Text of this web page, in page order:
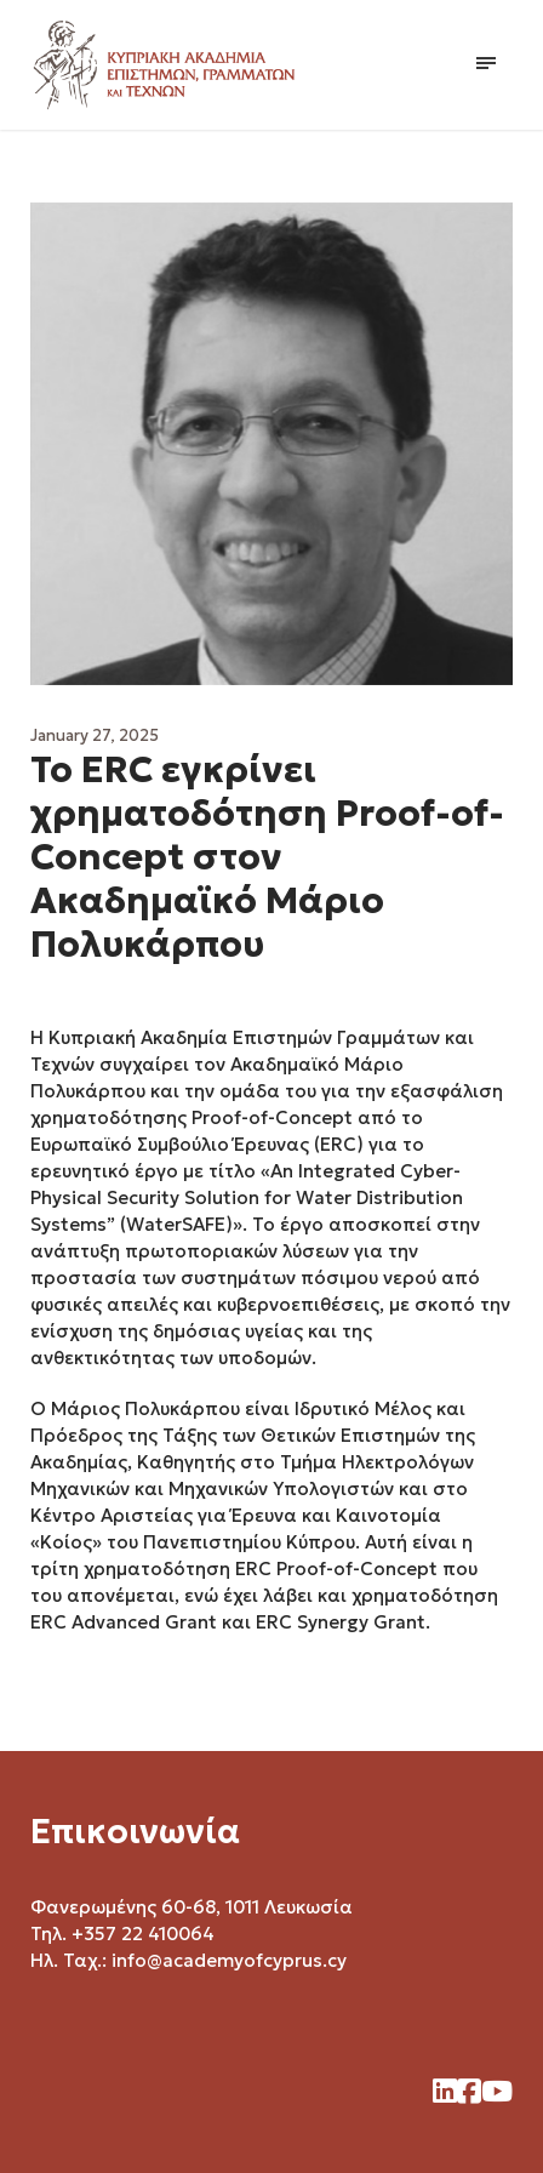
January 27, 2025
Το ERC εγκρίνει
χρηματοδότηση Proof-of-
Concept στον
Ακαδημαϊκό Μάριο
Πολυκάρπου
Η Κυπριακή Ακαδημία Επιστημών Γραμμάτων και
Τεχνών συγχαίρει τον Ακαδημαϊκό Μάριο
Πολυκάρπου και την ομάδα του για την εξασφάλιση
χρηματοδότησης Proof-of-Concept από το
Ευρωπαϊκό Συμβούλιο Έρευνας (ERC) για το
ερευνητικό έργο με τίτλο «An Integrated Cyber-
Physical Security Solution for Water Distribution
Systems” (WaterSAFE)». Το έργο αποσκοπεί στην
ανάπτυξη πρωτοποριακών λύσεων για την
προστασία των συστημάτων πόσιμου νερού από
φυσικές απειλές και κυβερνοεπιθέσεις, με σκοπό την
ενίσχυση της δημόσιας υγείας και της
ανθεκτικότητας των υποδομών.
Ο Μάριος Πολυκάρπου είναι Ιδρυτικό Μέλος και
Πρόεδρος της Τάξης των Θετικών Επιστημών της
Ακαδημίας, Καθηγητής στο Τμήμα Ηλεκτρολόγων
Μηχανικών και Μηχανικών Υπολογιστών και στο
Κέντρο Αριστείας για Έρευνα και Καινοτομία
«Κοίος» του Πανεπιστημίου Κύπρου. Αυτή είναι η
τρίτη χρηματοδότηση ERC Proof-of-Concept που
του απονέμεται, ενώ έχει λάβει και χρηματοδότηση
ERC Advanced Grant και ERC Synergy Grant.
Επικοινωνία
Φανερωμένης 60-68, 1011 Λευκωσία
Τηλ. +357 22 410064
Ηλ. Ταχ.: info@academyofcyprus.cy